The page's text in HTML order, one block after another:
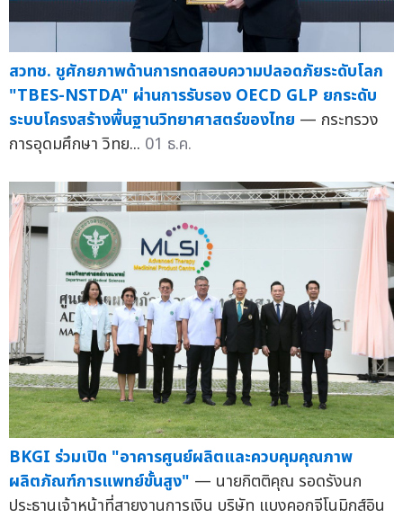
สวทช. ชูศักยภาพด้านการทดสอบความปลอดภัยระดับโลก
"TBES-NSTDA" ผ่านการรับรอง OECD GLP ยกระดับ
ระบบโครงสร้างพื้นฐานวิทยาศาสตร์ของไทย — กระทรวง
การอุดมศึกษา วิทย... 01 ธ.ค.
BKGI ร่วมเปิด "อาคารศูนย์ผลิตและควบคุมคุณภาพ
ผลิตภัณฑ์การแพทย์ขั้นสูง" — นายกิตติคุณ รอดรังนก
ประธานเจ้าหน้าที่สายงานการเงิน บริษัท แบงคอกจีโนมิกส์อิน